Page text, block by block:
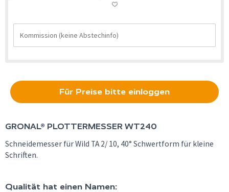
Für Preise bitte einloggen
GRONAL® PLOTTERMESSER WT240
Schneidemesser für Wild TA 2/ 10, 40° Schwertform für kleine
Schriften.
Qualität hat einen Namen: